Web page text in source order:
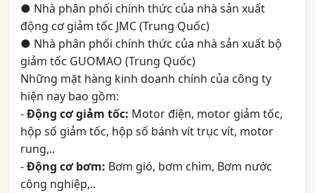
● Nhà phân phối chính thức của nhà sản xuất
động cơ giảm tốc JMC (Trung Quốc)
● Nhà phân phối chính thức của nhà sản xuất bộ
giảm tốc GUOMAO (Trung Quốc)
Những mặt hàng kinh doanh chính của công ty
hiện nay bao gồm:
-Động cơ giảm tốc: Motor điện, motor giảm tốc,
hộp số giảm tốc, hộp số bánh vít trục vít, motor
rung,..
-Động cơ bơm: Bơm gió, bơm chìm, Bơm nước
công nghiệp,..